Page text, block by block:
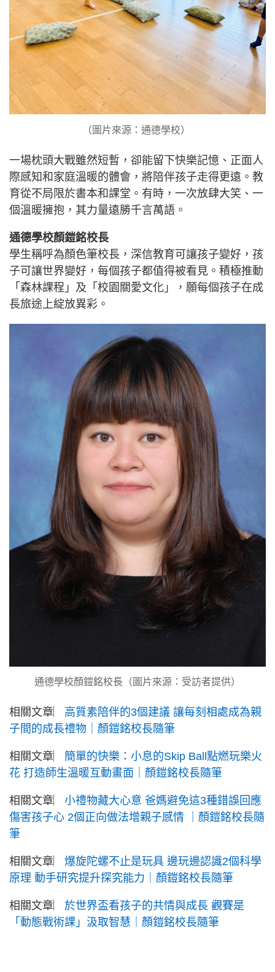
（圖片來源：通德學校） ​
一場枕頭大戰雖然短暫，卻能留下快樂記憶、正面人
際感知和家庭溫暖的體會，將陪伴孩子走得更遠。教
育從不局限於書本和課堂。有時，一次放肆大笑、一
個溫暖擁抱，其力量遠勝千言萬語。
通德學校顏鎧銘校長
學生稱呼為顏色筆校長，深信教育可讓孩子變好，孩
子可讓世界變好，每個孩子都值得被看見。積極推動
「森林課程」及「校園關愛文化」，願每個孩子在成
長旅途上綻放異彩。
通德學校顏鎧銘校長（圖片來源：受訪者提供）
相關文章︳ 高質素陪伴的3個建議 讓每刻相處成為親
子間的成長禮物｜顏鎧銘校長隨筆
相關文章︳ 簡單的快樂：小息的Skip Ball點燃玩樂火
花 打造師生溫暖互動畫面｜顏鎧銘校長隨筆
相關文章︳ 小禮物藏大心意 爸媽避免這3種錯誤回應
傷害孩子心 2個正向做法增親子感情 ｜顏鎧銘校長隨
筆
相關文章︳ 爆旋陀螺不止是玩具 邊玩邊認識2個科學
原理 動手研究提升探究能力｜顏鎧銘校長隨筆
相關文章︳ 於世界盃看孩子的共情與成長 觀賽是
「動態戰術課」汲取智慧｜顏鎧銘校長隨筆